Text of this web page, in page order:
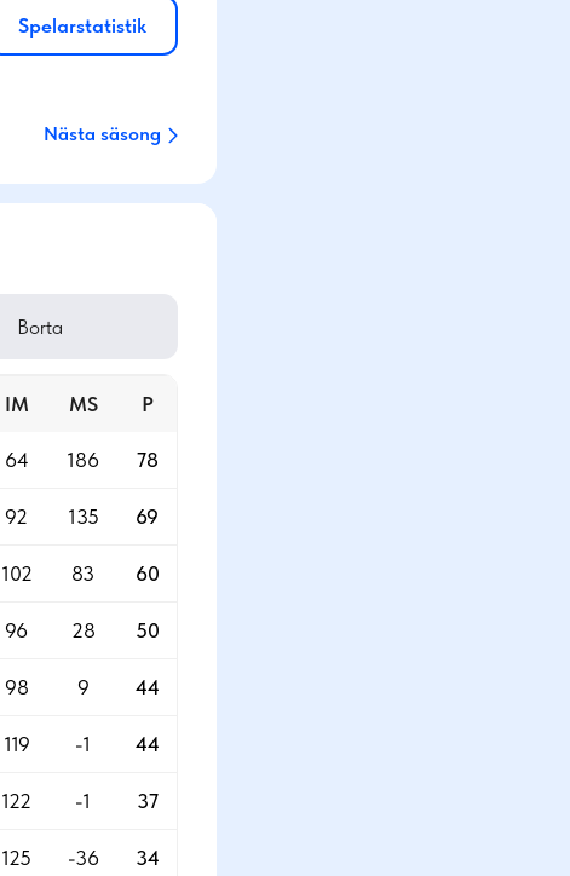
Spelarstatistik
Nästa säsong
Borta
IM MS P
64 186 78
92 135 69
102 83 60
96 28 50
98 9 44
119 -1 44
122 -1 37
125 -36 34